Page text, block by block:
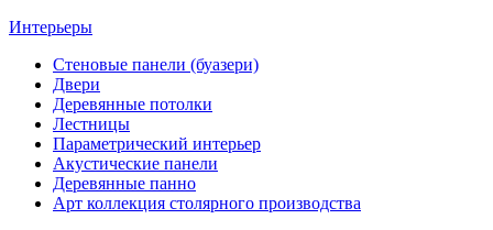
Интерьеры
Стеновые панели (буазери)
Двери
Деревянные потолки
Лестницы
Параметрический интерьер
Акустические панели
Деревянные панно
Арт коллекция столярного производства